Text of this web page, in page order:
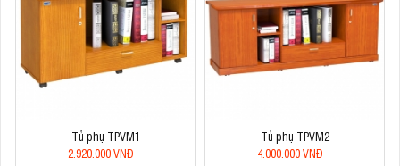
Tủ phụ TPVM1
2.920.000 VNĐ
Tủ phụ TPVM2
4.000.000 VNĐ